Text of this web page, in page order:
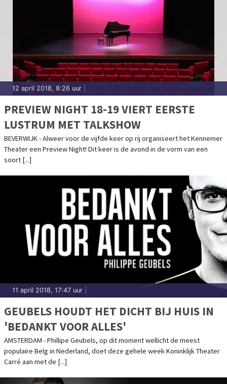
12 april 2018, 8:26 uur
PREVIEW NIGHT 18-19 VIERT EERSTE
LUSTRUM MET TALKSHOW
BEVERWIJK - Alweer voor de vijfde keer op rij organiseert het Kennemer
Theater een Preview Night! Dit keer is de avond in de vorm van een
soort [...]
11 april 2018, 17:47 uur
GEUBELS HOUDT HET DICHT BIJ HUIS IN
'BEDANKT VOOR ALLES'
AMSTERDAM - Phillipe Geubels, op dit moment wellicht de meest
populaire Belg in Nederland, doet deze gehele week Koninklijk Theater
Carré aan met de [...]